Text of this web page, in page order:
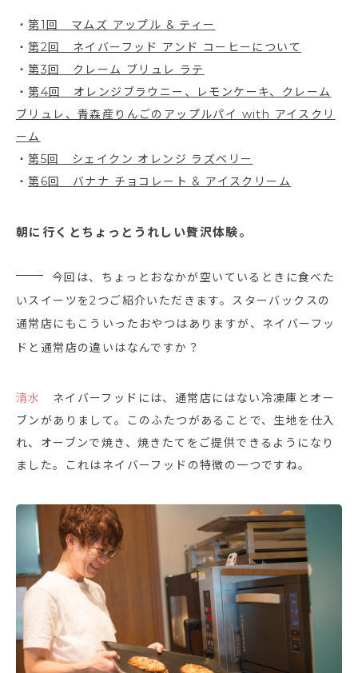
・第1回 マムズ アップル & ティー
・第2回 ネイバーフッド アンド コーヒーについて
・第3回 クレーム ブリュレ ラテ
・第4回 オレンジブラウニー、レモンケーキ、クレーム
ブリュレ、青森産りんごのアップルパイ with アイスクリ
ーム
・第5回 シェイクン オレンジ ラズベリー
・第6回 バナナ チョコレート & アイスクリーム
朝に行くとちょっとうれしい贅沢体験。
今回は、ちょっとおなかが空いているときに食べた
いスイーツを2つご紹介いただきます。スターバックスの
通常店にもこういったおやつはありますが、ネイバーフッ
ドと通常店の違いはなんですか？
清水
ネイバーフッドには、通常店にはない冷凍庫とオー
ブンがありまして。このふたつがあることで、生地を仕入
れ、オーブンで焼き、焼きたてをご提供できるようになり
ました。これはネイバーフッドの特徴の一つですね。